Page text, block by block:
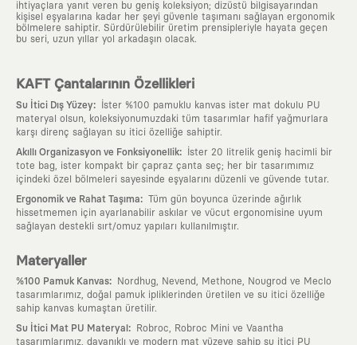
ihtiyaçlara yanıt veren bu geniş koleksiyon; dizüstü bilgisayarından
kişisel eşyalarına kadar her şeyi güvenle taşımanı sağlayan ergonomik
bölmelere sahiptir. Sürdürülebilir üretim prensipleriyle hayata geçen
bu seri, uzun yıllar yol arkadaşın olacak.
KAFT Çantalarının Özellikleri
Su İtici Dış Yüzey:
İster %100 pamuklu kanvas ister mat dokulu PU
materyal olsun, koleksiyonumuzdaki tüm tasarımlar hafif yağmurlara
karşı direnç sağlayan su itici özelliğe sahiptir.
Akıllı Organizasyon ve Fonksiyonellik:
İster 20 litrelik geniş hacimli bir
tote bag, ister kompakt bir çapraz çanta seç; her bir tasarımımız
içindeki özel bölmeleri sayesinde eşyalarını düzenli ve güvende tutar.
Ergonomik ve Rahat Taşıma: Tüm gün boyunca üzerinde ağırlık
hissetmemen için ayarlanabilir askılar ve vücut ergonomisine uyum
sağlayan destekli sırt/omuz yapıları kullanılmıştır.
Materyaller
%100 Pamuk Kanvas:
Nordhug, Nevend, Methone, Nougrod ve Meclo
tasarımlarımız, doğal pamuk ipliklerinden üretilen ve su itici özelliğe
sahip kanvas kumaştan üretilir.
Su İtici Mat PU Materyal :
Robroc, Robroc Mini ve Vaantha
tasarımlarımız, dayanıklı ve modern mat yüzeye sahip su itici PU